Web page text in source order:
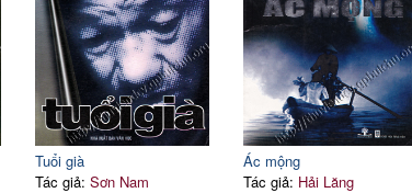
Tuổi già
Tác giả: Sơn Nam
Ác mộng
Tác giả: Hải Lăng